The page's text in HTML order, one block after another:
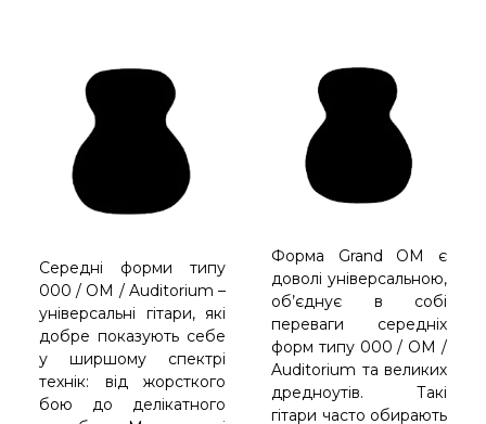
Середні форми типу
000 / OM / Auditorium –
універсальні гітари, які
добре показують себе
у ширшому спектрі
технік: від жорсткого
бою до делікатного
Форма Grand OM є
доволі універсальною,
об’єднує в собі
переваги середніх
форм типу 000 / OM /
Auditorium та великих
дредноутів. Такі
гітари часто обирають